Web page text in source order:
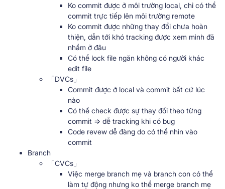
Ko commit được ở môi trường local, chỉ có thể
commit trực tiếp lên môi trường remote
Ko commit được những thay đổi chưa hoàn
thiện, dẫn tới khó tracking được xem mình đã
nhầm ở đâu
Có thể lock file ngăn không có người khác
edit file
「DVCs」
Commit được ở local và commit bất cứ lúc
nào
Có thể check được sự thay đổi theo từng
commit => dễ tracking khi có bug
Code revew dễ đàng do có thể nhìn vào
commit
Branch
「CVCs」
Việc merge branch mẹ và branch con có thể
làm tự động nhưng ko thể merge branch mẹ